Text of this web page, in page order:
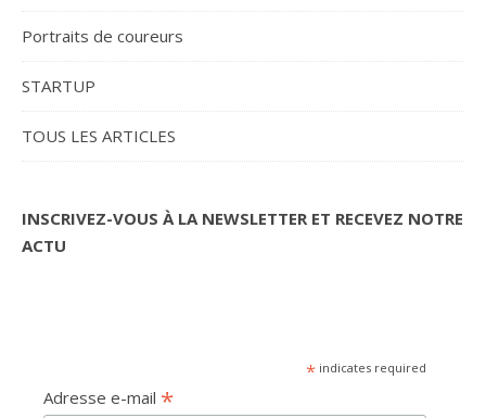
Portraits de coureurs
STARTUP
TOUS LES ARTICLES
INSCRIVEZ-VOUS À LA NEWSLETTER ET RECEVEZ NOTRE
ACTU
* indicates required
Adresse e-mail *